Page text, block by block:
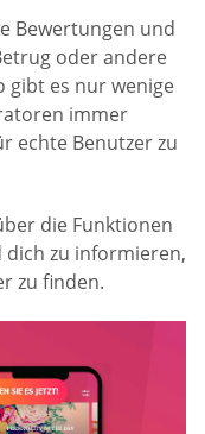
Bewertungen und
oder andere
gibt es nur wenige
immer
echte Benutzer zu
die Funktionen
zu informieren,
zu finden.